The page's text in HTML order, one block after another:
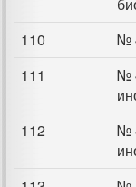
110 №
111
№
112
№